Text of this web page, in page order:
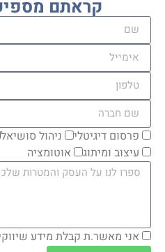
קראתם
פרסום דיגיטלי ניהול סושיאל
עיצוב ומיתוג
אוטומציה
אני מאשר.ת קבלת מידע